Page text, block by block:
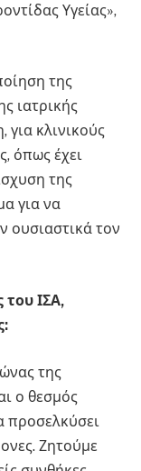
Υγείας»,
της
ιατρικής
κλινικούς
όπως έχει
της
για να
ουσιαστικά τον
του ΙΣΑ,
της
ο θεσμός
προσελκύσει
Ζητούμε